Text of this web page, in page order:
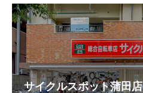
サイクルスポット蒲田店